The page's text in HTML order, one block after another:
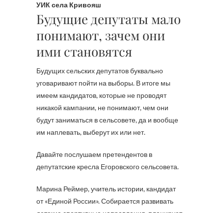
УИК села Кривояш
Будущие депутаты мало
понимают, зачем они
ими становятся
Будущих сельских депутатов буквально
уговаривают пойти на выборы. В итоге мы
имеем кандидатов, которые не проводят
никакой кампании, не понимают, чем они
будут заниматься в сельсовете, да и вообще
им наплевать, выберут их или нет.
Давайте послушаем претендентов в
депутатские кресла Егоровского сельсовета.
Марина Реймер, учитель истории, кандидат
от «Единой России». Собирается развивать